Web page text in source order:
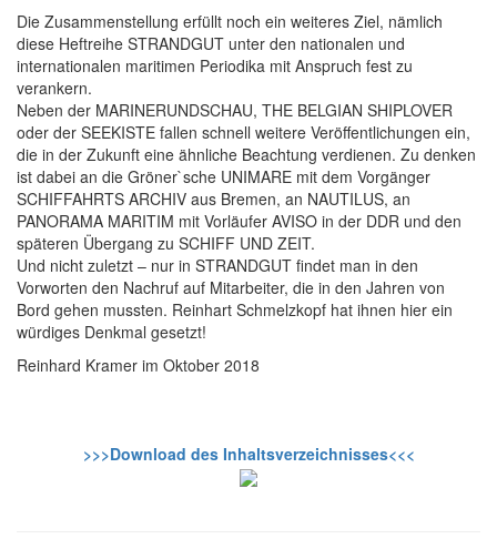
Die Zusammenstellung erfüllt noch ein weiteres Ziel, nämlich
diese Heftreihe STRANDGUT unter den nationalen und
internationalen maritimen Periodika mit Anspruch fest zu
verankern.
Neben der MARINERUNDSCHAU, THE BELGIAN SHIPLOVER
oder der SEEKISTE fallen schnell weitere Veröffentlichungen ein,
die in der Zukunft eine ähnliche Beachtung verdienen. Zu denken
ist dabei an die Gröner`sche UNIMARE mit dem Vorgänger
SCHIFFAHRTS ARCHIV aus Bremen, an NAUTILUS, an
PANORAMA MARITIM mit Vorläufer AVISO in der DDR und den
späteren Übergang zu SCHIFF UND ZEIT.
Und nicht zuletzt – nur in STRANDGUT findet man in den
Vorworten den Nachruf auf Mitarbeiter, die in den Jahren von
Bord gehen mussten. Reinhart Schmelzkopf hat ihnen hier ein
würdiges Denkmal gesetzt!
Reinhard Kramer im Oktober 2018
>>>Download des Inhaltsverzeichnisses<<<